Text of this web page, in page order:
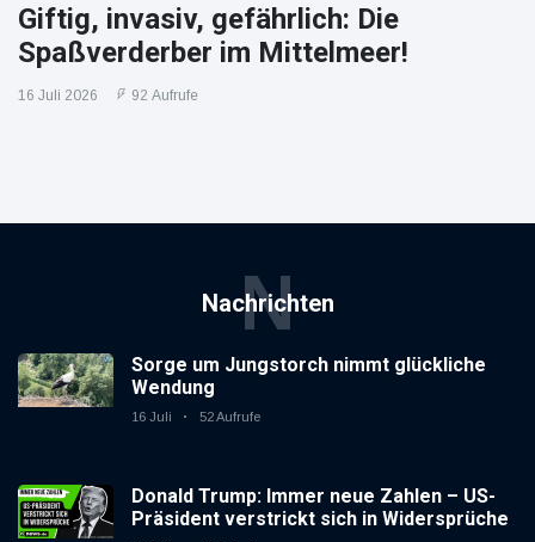
Giftig, invasiv, gefährlich: Die
Spaßverderber im Mittelmeer!
16 Juli 2026 92 Aufrufe
Nachrichten
N
Sorge um Jungstorch nimmt glückliche
Wendung
16 Juli 52 Aufrufe
Donald Trump: Immer neue Zahlen – US-
Präsident verstrickt sich in Widersprüche